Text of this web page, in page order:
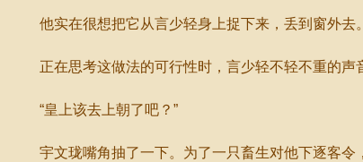
他实在很想把它从言少轻身上捉下来，丢到窗外去。
正在思考这做法的可行性时，言少轻不轻不重的
“皇上该去上朝了吧？”
宇文珑嘴角抽了一下。为了一只畜生对他下逐客令